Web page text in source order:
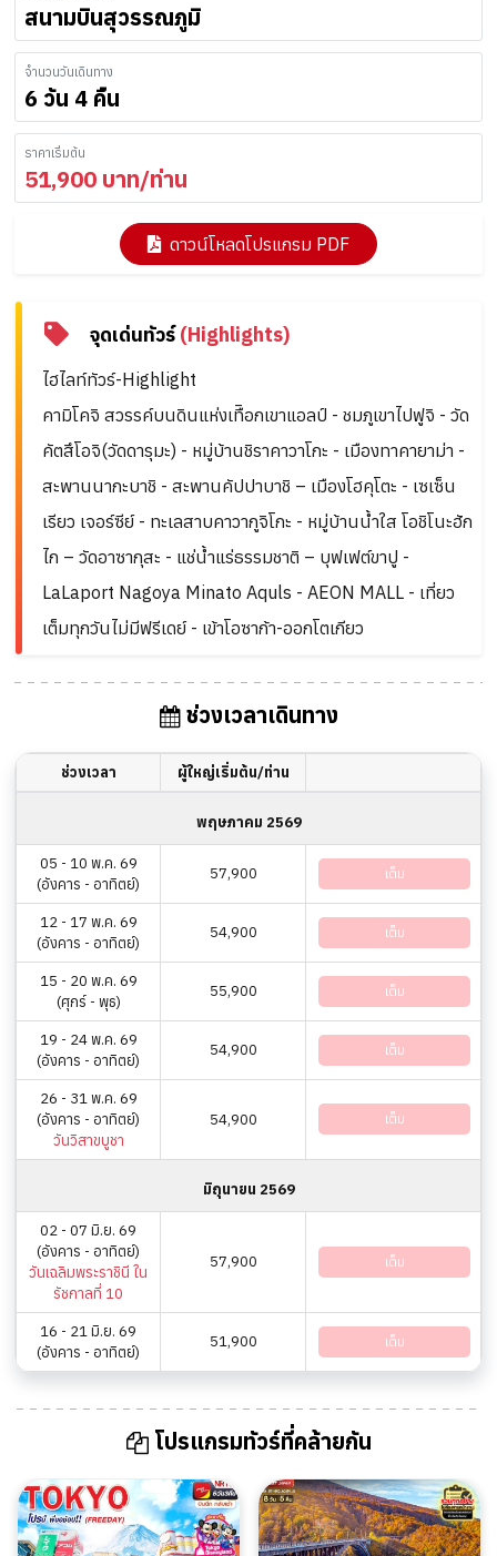
สนามบินสุวรรณภูมิ
จำนวนวันเดินทาง
6 วัน 4 คืน
ราคาเริ่มต้น
51,900 บาท/ท่าน
ดาวน์โหลดโปรแกรม PDF
จุดเด่นทัวร์(Highlights)
ไฮไลท์ทัวร์-Highlight
คามิโคจิ สวรรค์บนดินแห่งเทืิอกเขาแอลป์ - ชมภูเขาไปฟูจิ - วัด
คัตสึโอจิ(วัดดารุมะ) - หมู่บ้านชิราคาวาโกะ - เมืองทาคายาม่า -
สะพานนากะบาชิ - สะพานคัปปาบาชิ – เมืองโฮคุโตะ - เซเซ็น
เรียว เจอร์ซีย์ - ทะเลสาบคาวากูจิโกะ - หมู่บ้านน้ำใส โอชิโนะฮัก
ไก – วัดอาซากุสะ - แช่น้ำแร่ธรรมชาติ – บุฟเฟต์ขาปู -
LaLaport Nagoya Minato Aquls - AEON MALL - เที่ยว
เต็มทุกวันไม่มีฟรีเดย์ - เข้าโอซาก้า-ออกโตเกียว
ช่วงเวลาเดินทาง
ช่วงเวลา ผู้ใหญ่เริ่มต้น/ท่าน
พฤษภาคม 2569
05 - 10 พ.ค. 69
(อังคาร - อาทิตย์)
57,900 เต็ม
12 - 17 พ.ค. 69
(อังคาร - อาทิตย์)
54,900 เต็ม
15 - 20 พ.ค. 69
(ศุกร์ - พุธ)
55,900 เต็ม
19 - 24 พ.ค. 69
(อังคาร - อาทิตย์)
54,900 เต็ม
26 - 31 พ.ค. 69
(อังคาร - อาทิตย์)
วันวิสาขบูชา
54,900 เต็ม
มิถุนายน 2569
02 - 07 มิ.ย. 69
(อังคาร - อาทิตย์)
วันเฉลิมพระราชินี ใน
รัชกาลที่ 10
57,900 เต็ม
16 - 21 มิ.ย. 69
(อังคาร - อาทิตย์)
51,900 เต็ม
โปรแกรมทัวร์ที่คล้ายกัน